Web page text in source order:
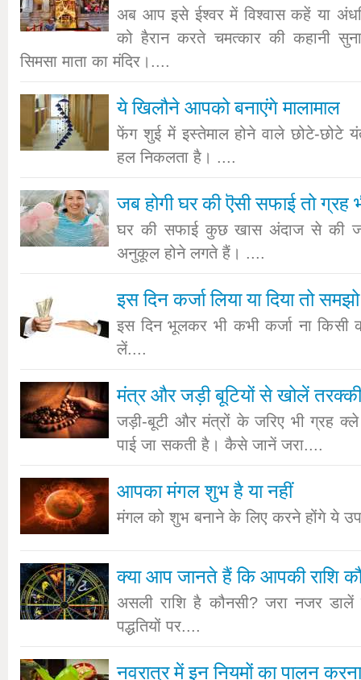
अब आप इसे ईश्वर में विश्वास कहें या
को हैरान करते चमत्कार की कहानी
सिमसा माता का मंदिर।....
ये खिलौने आपको बनाएंगे मालामाल
फेंग शुई में इस्तेमाल होने वाले छोटे-छोटे
हल निकलता है। ....
जब होगी घर की ऎसी सफाई तो
घर की सफाई कुछ खास अंदाज से की
अनुकूल होने लगते हैं। ....
इस दिन कर्जा लिया या दिया तो समझो
इस दिन भूलकर भी कभी कर्जा ना किसी
लें....
मंत्र और जड़ी बूटियों से खोलें
जड़ी-बूटी और मंत्रों के जरिए भी ग्रह
पाई जा सकती है। कैसे जानें जरा....
आपका मंगल शुभ है या नहीं
मंगल को शुभ बनाने के लिए करने होंगे ये
क्या आप जानते हैं कि आपकी राशि
असली राशि है कौनसी? जरा नजर डालें
पद्धतियों पर....
नवरात्र में इन नियमों का पालन